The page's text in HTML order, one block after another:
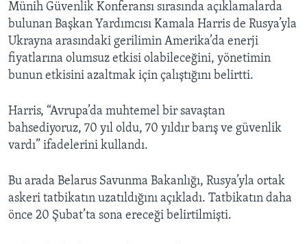
Münih Güvenlik Konferansı sırasında açıklamalarda
bulunan Başkan Yardımcısı Kamala Harris de Rusya’yla
Ukrayna arasındaki gerilimin Amerika’da enerji
fiyatlarına olumsuz etkisi olabileceğini, yönetimin
bunun etkisini azaltmak için çalıştığını belirtti.
Harris, “Avrupa’da muhtemel bir savaştan
bahsediyoruz, 70 yıl oldu, 70 yıldır barış ve güvenlik
vardı” ifadelerini kullandı.
Bu arada Belarus Savunma Bakanlığı, Rusya’yla ortak
askeri tatbikatın uzatıldığını açıkladı. Tatbikatın daha
önce 20 Şubat’ta sona ereceği belirtilmişti.